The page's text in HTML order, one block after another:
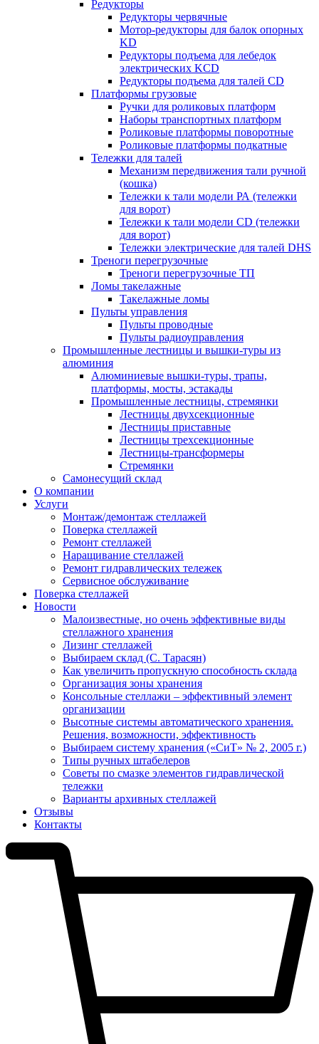
Редукторы
Редукторы червячные
Мотор-редукторы для балок опорных
KD
Редукторы подъема для лебедок
электрических KCD
Редукторы подъема для талей CD
Платформы грузовые
Ручки для роликовых платформ
Наборы транспортных платформ
Роликовые платформы поворотные
Роликовые платформы подкатные
Тележки для талей
Механизм передвижения тали ручной
(кошка)
Тележки к тали модели РА (тележки
для ворот)
Тележки к тали модели CD (тележки
для ворот)
Тележки электрические для талей DHS
Треноги перегрузочные
Треноги перегрузочные ТП
Ломы такелажные
Такелажные ломы
Пульты управления
Пульты проводные
Пульты радиоуправления
Промышленные лестницы и вышки-туры из
алюминия
Алюминиевые вышки-туры, трапы,
платформы, мосты, эстакады
Промышленные лестницы, стремянки
Лестницы двухсекционные
Лестницы приставные
Лестницы трехсекционные
Лестницы-трансформеры
Стремянки
Самонесущий склад
О компании
Услуги
Монтаж/демонтаж стеллажей
Поверка cтеллажей
Ремонт стеллажей
Наращивание стеллажей
Ремонт гидравлических тележек
Сервисное обслуживание
Поверка cтеллажей
Новости
Малоизвестные, но очень эффективные виды
стеллажного хранения
Лизинг стеллажей
Выбираем склад (С. Тарасян)
Как увеличить пропускную способность склада
Организация зоны хранения
Консольные стеллажи – эффективный элемент
организации
Высотные системы автоматического хранения.
Решения, возможности, эффективность
Выбираем систему хранения («СиТ» № 2, 2005 г.)
Типы ручных штабелеров
Советы по смазке элементов гидравлической
тележки
Варианты архивных стеллажей
Отзывы
Контакты